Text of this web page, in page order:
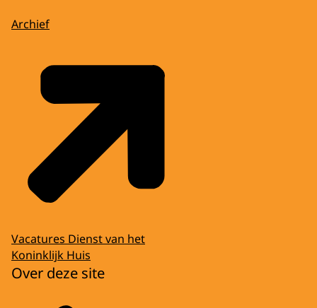
Archief
Vacatures Dienst van het
Koninklijk Huis
Over deze site